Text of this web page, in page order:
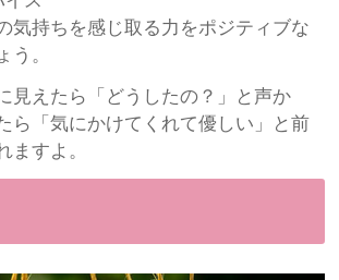
気持ちを感じ取る力をポジティブな
う。
見えたら「どうしたの？」と声か
ら「気にかけてくれて優しい」と前
ますよ。